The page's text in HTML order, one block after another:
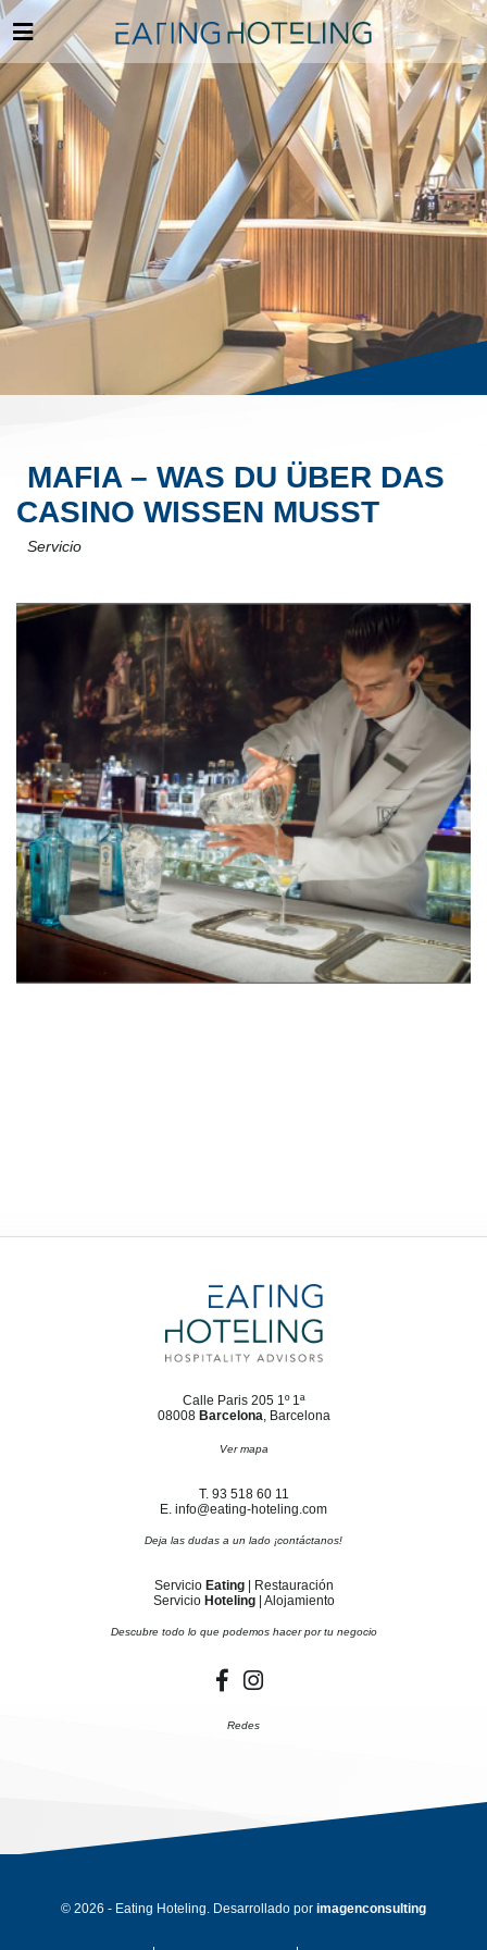
MAFIA – WAS DU ÜBER DAS
CASINO WISSEN MUSST
Servicio
Calle Paris 205 1º 1ª
08008 Barcelona, Barcelona
Ver mapa
T. 93 518 60 11
E. info@eating-hoteling.com
Deja las dudas a un lado ¡contáctanos!
Servicio Eating| Restauración
Servicio Hoteling| Alojamiento
Descubre todo lo que podemos hacer por tu negocio
Redes
© 2026 - Eating Hoteling. Desarrollado por imagenconsulting